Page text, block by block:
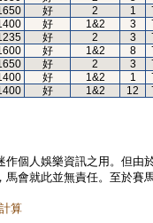
好 2 1
好 1&2 3
好 2 3
好 1&2 8
好 2 3
好 1&2 1
好 1&2 12
個人娛樂資訊之用。但
馬會就此並無責任。至於賽
算